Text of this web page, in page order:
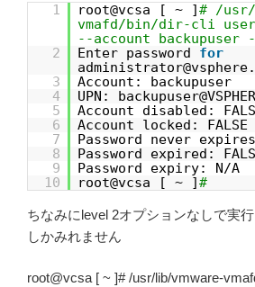
1 root@vcsa [ ~ ]# /usr/
vmafd/bin/dir-cli user
--account
2
Enter password for
administrator@vsphere.
3
Account: backupuser
4
UPN:
5
Account disabled:
6
Account locked: FALSE
7
Password never
8
Password expired:
9
Password expiry: N/A
10
root@vcsa [ ~ ]#
ちなみにlevel 2オプションなしで実
しかみれません
root@vcsa [ ~ ]# /usr/lib/vmware-